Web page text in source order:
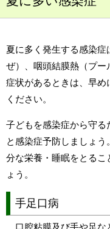
夏に多く発生する感染
ぜ）、咽頭結膜熱（プー
症状があるときは、早
ください。
子どもを感染症から守る
と感染症予防しましょ
分な栄養・睡眠をとる
ょう。
手足口病